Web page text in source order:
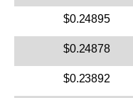
$0.24895
$0.24878
$0.23892